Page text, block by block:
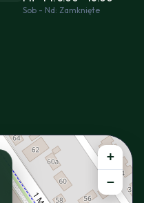
Sob - Nd: Zamknięte
+
−